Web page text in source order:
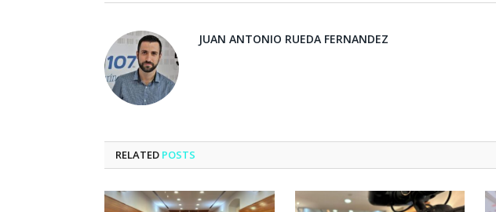
JUAN ANTONIO RUEDA FERNANDEZ
RELATED POSTS